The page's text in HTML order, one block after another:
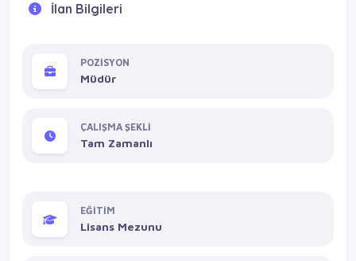
İlan Bilgileri
POZİSYON
Müdür
ÇALIŞMA ŞEKLİ
Tam Zamanlı
EĞİTİM
Lisans Mezunu